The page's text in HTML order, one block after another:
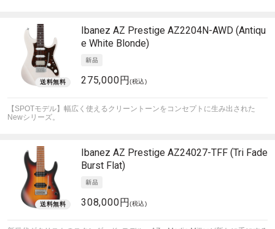
Ibanez AZ Prestige AZ2204N-AWD (Antiqu
e White Blonde)
275,000円(税込)
【SPOTモデル】幅広く使えるクリーントーンをコンセプトに生み出された
Newシリーズ。
Ibanez AZ Prestige AZ24027-TFF (Tri Fade
Burst Flat)
308,000円(税込)